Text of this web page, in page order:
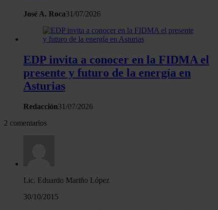
José A. Roca31/07/2026
EDP invita a conocer en la FIDMA el
presente y futuro de la energía en
Asturias
Redacción31/07/2026
2 comentarios
Lic. Eduardo Mariño López
30/10/2015